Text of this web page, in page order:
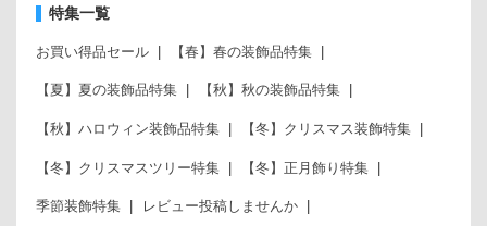
特集一覧
お買い得品セール 【春】春の装飾品特集
【夏】夏の装飾品特集 【秋】秋の装飾品特集
【秋】ハロウィン装飾品特集 【冬】クリスマス装飾特集
【冬】クリスマスツリー特集 【冬】正月飾り特集
季節装飾特集 レビュー投稿しませんか